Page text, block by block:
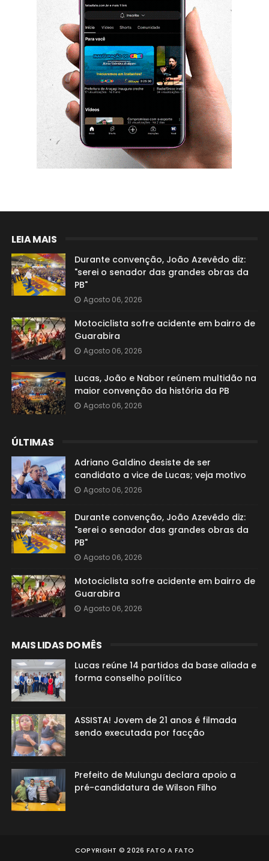
LEIA MAIS
Durante convenção, João Azevêdo diz:
"serei o senador das grandes obras da
PB"
Agosto 06, 2026
Motociclista sofre acidente em bairro de
Guarabira
Agosto 06, 2026
Lucas, João e Nabor reúnem multidão na
maior convenção da história da PB
Agosto 06, 2026
ÚLTIMAS
Adriano Galdino desiste de ser
candidato a vice de Lucas; veja motivo
Agosto 06, 2026
Durante convenção, João Azevêdo diz:
"serei o senador das grandes obras da
PB"
Agosto 06, 2026
Motociclista sofre acidente em bairro de
Guarabira
Agosto 06, 2026
MAIS LIDAS DO MÊS
Lucas reúne 14 partidos da base aliada e
forma conselho político
ASSISTA! Jovem de 21 anos é filmada
sendo executada por facção
Prefeito de Mulungu declara apoio a
pré-candidatura de Wilson Filho
COPYRIGHT ©2026 FATO A FATO